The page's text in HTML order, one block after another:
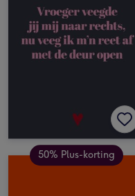
50% Plus-korting